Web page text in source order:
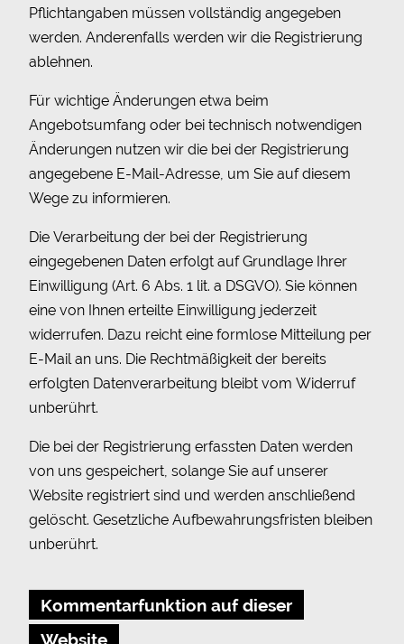
Pflichtangaben müssen vollständig angegeben
werden. Anderenfalls werden wir die Registrierung
ablehnen.
Für wichtige Änderungen etwa beim
Angebotsumfang oder bei technisch notwendigen
Änderungen nutzen wir die bei der Registrierung
angegebene E-Mail-Adresse, um Sie auf diesem
Wege zu informieren.
Die Verarbeitung der bei der Registrierung
eingegebenen Daten erfolgt auf Grundlage Ihrer
Einwilligung (Art. 6 Abs. 1 lit. a DSGVO). Sie können
eine von Ihnen erteilte Einwilligung jederzeit
widerrufen. Dazu reicht eine formlose Mitteilung per
E-Mail an uns. Die Rechtmäßigkeit der bereits
erfolgten Datenverarbeitung bleibt vom Widerruf
unberührt.
Die bei der Registrierung erfassten Daten werden
von uns gespeichert, solange Sie auf unserer
Website registriert sind und werden anschließend
gelöscht. Gesetzliche Aufbewahrungsfristen bleiben
unberührt.
Kommentarfunktion auf dieser
Website